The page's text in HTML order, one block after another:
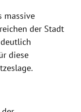
massive
der Stadt
diese